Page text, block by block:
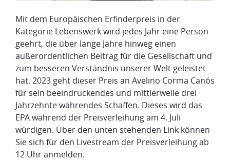
Mit dem Europäischen Erfinderpreis in der
Kategorie Lebenswerk wird jedes Jahr eine Person
geehrt, die über lange Jahre hinweg einen
außerordentlichen Beitrag für die Gesellschaft und
zum besseren Verständnis unserer Welt geleistet
hat. 2023 geht dieser Preis an Avelino Corma Canós
für sein beeindruckendes und mittlerweile drei
Jahrzehnte währendes Schaffen. Dieses wird das
EPA während der Preisverleihung am 4. Juli
würdigen. Über den unten stehenden Link können
Sie sich für den Livestream der Preisverleihung ab
12 Uhr anmelden.